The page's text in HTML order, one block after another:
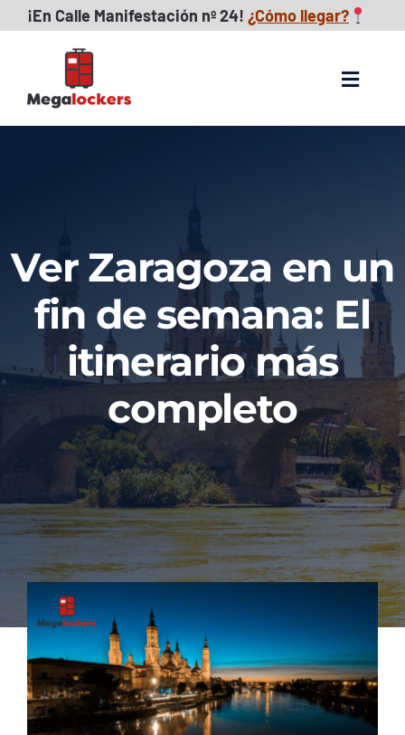
Skip¡En Calle Manifestación nº 24! ¿Cómo llegar?
Toggle
Reseñas
Descubre Zaragoza
Blog
Contacto
Ver Zaragoza en un
fin de semana: El
itinerario más
completo